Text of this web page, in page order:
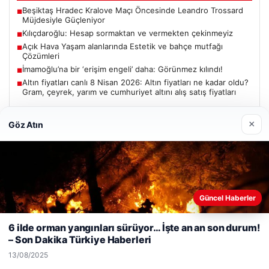
■Beşiktaş Hradec Kralove Maçı Öncesinde Leandro Trossard
Müjdesiyle Güçleniyor
■Kılıçdaroğlu: Hesap sormaktan ve vermekten çekinmeyiz
■Açık Hava Yaşam alanlarında Estetik ve bahçe mutfağı
Çözümleri
■İmamoğlu’na bir ‘erişim engeli’ daha: Görünmez kılındı!
■Altın fiyatları canlı 8 Nisan 2026: Altın fiyatları ne kadar oldu?
Gram, çeyrek, yarım ve cumhuriyet altını alış satış fiyatları
Güncel
05/08/2026
Beşiktaş Hradec Kralove Maçı Öncesinde Leandro Trossard
Müjdesiyle Güçleniyor
Web sitemizi nasıl kullandığınızı daha iyi anlayabilmek,
kullanıyoruz.Çerez Politikamız
Kabul Et
Göz Atın ×
Güncel Haberler
6 ilde orman yangınları sürüyor… İşte an an son durum!
– Son Dakika Türkiye Haberleri
13/08/2025